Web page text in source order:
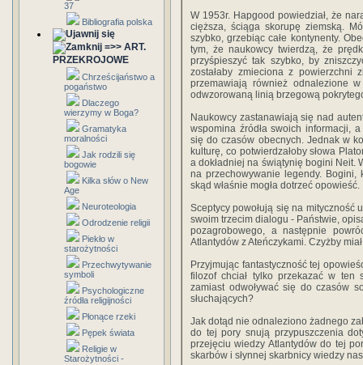
37
Bibliografia polska
=>> ART.
PRZEKROJOWE
Chrześcijaństwo a
pogaństwo
Dlaczego
wierzymy w Boga?
Gramatyka
moralności
Jak rodzili się
bogowie
Kilka słów o New
Age
Neuroteologia
Odrodzenie religii
Piekło w
starożytności
Przechwytywanie
symboli
Psychologiczne
źródła religijności
Płonące rzeki
Pępek świata
Religie w
Starożytności -
W 1953r. Hapgood powiedział, że
cięższa, ściąga skorupę ziemską.
szybko, grzebiąc całe kontynenty.
tym, że naukowcy twierdzą, że
przyśpieszyć tak szybko, by
zostałaby zmieciona z powierzchni
przemawiają również odnalezione
odwzorowaną linią brzegową
Naukowcy zastanawiają się nad
wspomina źródła swoich informacji,
się do czasów obecnych. Jednak w
kulturę, co potwierdzałoby słowa
a dokładniej na świątynię bogini Neit.
na przechowywanie legendy.
skąd właśnie mogła dotrzeć opowieść.
Sceptycy powołują się na mityczność
swoim trzecim dialogu - Państwie,
pozagrobowego, a następnie
Atlantydów z Ateńczykami. Czyżby
Przyjmując fantastyczność tej
filozof chciał tylko przekazać w
zamiast odwoływać się do czasów
słuchających?
Jak dotąd nie odnaleziono żadnego
do tej pory snują przypuszczenia
przejęciu wiedzy Atlantydów do tej
skarbów i słynnej skarbnicy wiedzy